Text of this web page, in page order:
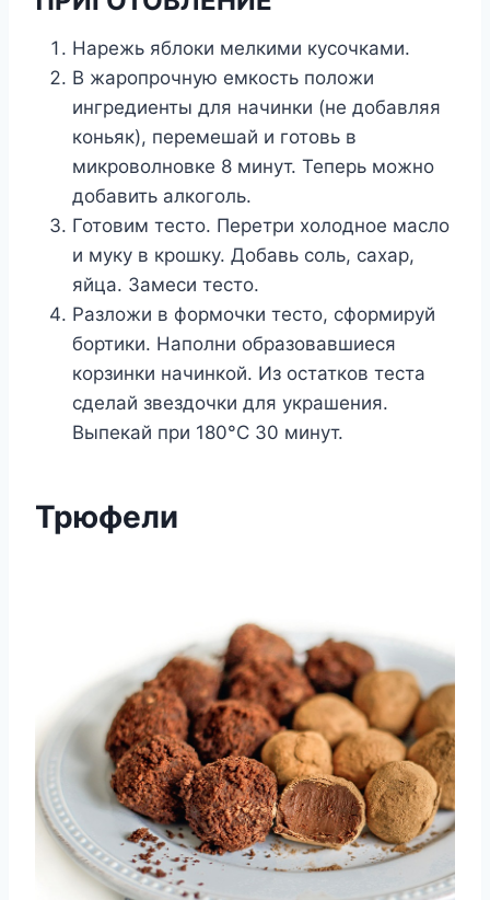
Нарежь яблоки мелкими кусочками.
В жаропрочную емкость положи
ингредиенты для начинки (не добавляя
коньяк), перемешай и готовь в
микроволновке 8 минут. Теперь можно
добавить алкоголь.
Готовим тесто. Перетри холодное масло
и муку в крошку. Добавь соль, сахар,
яйца. Замеси тесто.
Разложи в формочки тесто, сформируй
бортики. Наполни образовавшиеся
корзинки начинкой. Из остатков теста
сделай звездочки для украшения.
Выпекай при 180°С 30 минут.
Трюфели